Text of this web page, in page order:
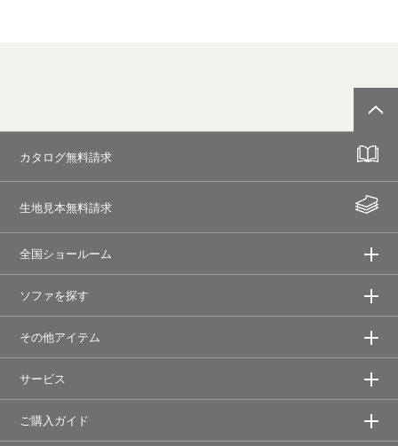
カタログ無料請求
生地見本無料請求
全国ショールーム
ソファを探す
その他アイテム
サービス
ご購入ガイド